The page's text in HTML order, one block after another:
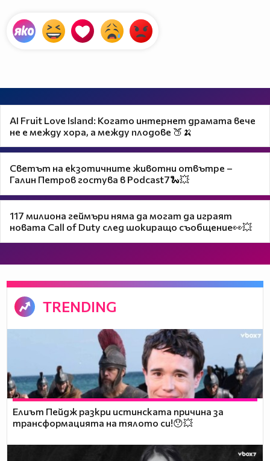
AI Fruit Love Island: Когато интернет драмата вече
не е между хора, а между плодове 🍑🍌
Светът на екзотичните животни отвътре –
Галин Петров гостува в Podcast7🐍💥
117 милиона геймъри няма да могат да играят
новата Call of Duty след шокиращо съобщение👀💥
TRENDING
Елиът Пейдж разкри истинската причина за
трансформацията на тялото си!😯💥